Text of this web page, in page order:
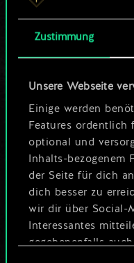
Zustimmung
Unsere Webseite
Einige werden
Features ordentlich
optional und
Inhalts-bezogenem
der Seite für dich
dich besser zu
wir dir über Social-
Interessantes
gegebenenfalls
Wo es
mehr
Deck
erstellen